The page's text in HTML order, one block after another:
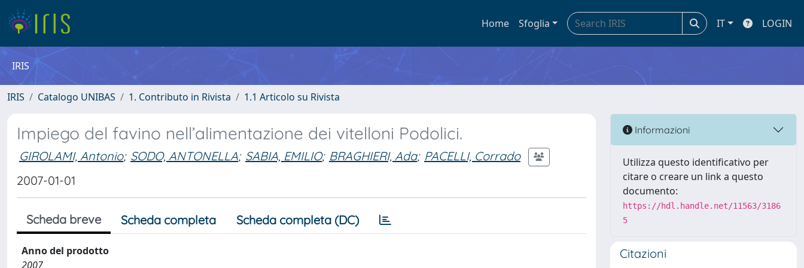
Home Sfoglia IT LOGIN
IRIS
IRIS Catalogo UNIBAS 1. Contributo in Rivista 1.1 Articolo su Rivista
Impiego del favino nell’alimentazione dei vitelloni Podolici.
GIROLAMI, Antonio; SODO, ANTONELLA; SABIA, EMILIO; BRAGHIERI, Ada; PACELLI, Corrado
2007-01-01
Scheda breve Scheda completa Scheda completa (DC)
Anno del prodotto
2007
Informazioni
Utilizza questo identificativo per
citare o creare un link a questo
documento:
https://hdl.handle.net/11563/3186
5
Citazioni